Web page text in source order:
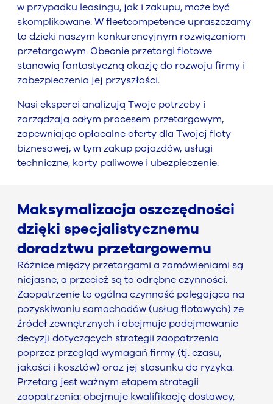
w przypadku leasingu, jak i zakupu, może być
skomplikowane. W fleetcompetence upraszczamy
to dzięki naszym konkurencyjnym rozwiązaniom
przetargowym. Obecnie przetargi flotowe
stanowią fantastyczną okazję do rozwoju firmy i
zabezpieczenia jej przyszłości.
Nasi eksperci analizują Twoje potrzeby i
zarządzają całym procesem przetargowym,
zapewniając opłacalne oferty dla Twojej floty
biznesowej, w tym zakup pojazdów, usługi
techniczne, karty paliwowe i ubezpieczenie.
Maksymalizacja oszczędności
dzięki specjalistycznemu
doradztwu przetargowemu
Różnice między przetargami a zamówieniami są
niejasne, a przecież są to odrębne czynności.
Zaopatrzenie to ogólna czynność polegająca na
pozyskiwaniu samochodów (usług flotowych) ze
źródeł zewnętrznych i obejmuje podejmowanie
decyzji dotyczących strategii zaopatrzenia
poprzez przegląd wymagań firmy (tj. czasu,
jakości i kosztów) oraz jej stosunku do ryzyka.
Przetarg jest ważnym etapem strategii
zaopatrzenia: obejmuje kwalifikację dostawcy,